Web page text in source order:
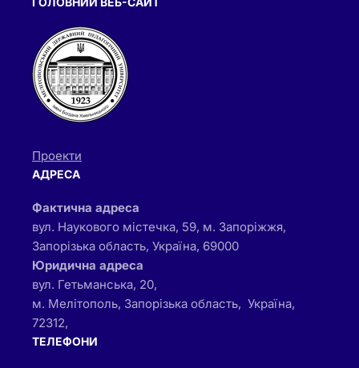
Проекти
АДРЕСА
Фактична адреса
вул. Наукового містечка, 59, м. Запоріжжя,
Запорізька область, Україна, 69000
Юридична адреса
вул. Гетьманська, 20,
м. Мелітополь, Запорізька область, Україна,
72312,
ТЕЛЕФОНИ